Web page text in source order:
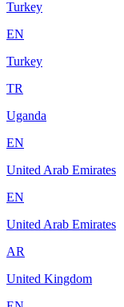
Turkey
EN
Turkey
TR
Uganda
EN
United Arab Emirates
EN
United Arab Emirates
AR
United Kingdom